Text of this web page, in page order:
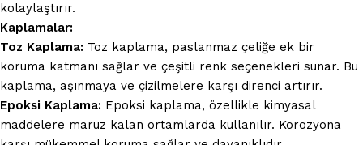
kolaylaştırır.
Kaplamalar:
Toz Kaplama: Toz kaplama, paslanmaz çeliğe ek bir
koruma katmanı sağlar ve çeşitli renk seçenekleri sunar. Bu
kaplama, aşınmaya ve çizilmelere karşı direnci artırır.
Epoksi Kaplama: Epoksi kaplama, özellikle kimyasal
maddelere maruz kalan ortamlarda kullanılır. Korozyona